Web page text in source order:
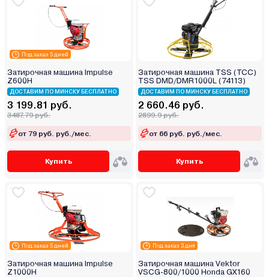
Под заказ 5 дней
Затирочная машина Impulse
Z600H
ДОСТАВИМ ПО МИНСКУ БЕСПЛАТНО
3 199.81 руб.
3487.79 руб.
от 79 руб. руб./мес.
Купить
Затирочная машина TSS (ТСС)
TSS DMD/DMR1000L (74113)
ДОСТАВИМ ПО МИНСКУ БЕСПЛАТНО
2 660.46 руб.
2899.9 руб.
от 66 руб. руб./мес.
Купить
Под заказ 5 дней
Затирочная машина Impulse
Z1000H
Под заказ 3 дня
Затирочная машина Vektor
VSCG-800/1000 Honda GX160